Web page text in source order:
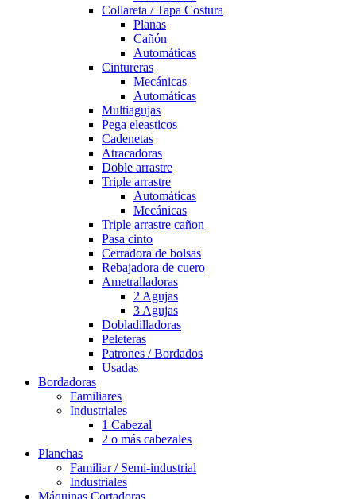
Collareta / Tapa Costura
Planas
Cañón
Automáticas
Cintureras
Mecánicas
Automáticas
Multiagujas
Pega eleasticos
Cadenetas
Atracadoras
Doble arrastre
Triple arrastre
Automáticas
Mecánicas
Triple arrastre cañon
Pasa cinto
Cerradora de bolsas
Rebajadora de cuero
Ametralladoras
2 Agujas
3 Agujas
Dobladilladoras
Peleteras
Patrones / Bordados
Usadas
Bordadoras
Familiares
Industriales
1 Cabezal
2 o más cabezales
Planchas
Familiar / Semi-industrial
Industriales
Máquinas Cortadoras